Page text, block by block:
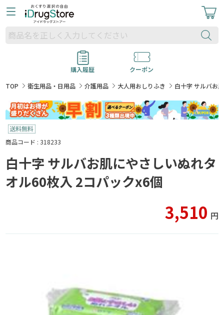
購入履歴
クーポン
TOP
衛生用品・日用品 介護用品 大人用おしりふき 白十字 サルバお
商品コード : 318233
白十字 サルバお肌にやさしいぬれタ
オル60枚入 2コパックx6個
3,510 円